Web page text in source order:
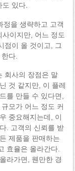
있다.
정을 생략하고 고객
이지만, 어느 정도
점이 올 것이고, 그
다.
회사의 장점은 말
것 같지만, 이 플레
를 만들 수 있다면,
모가 어느 정도 커
중요해지는데, 이
. 고객의 신뢰를 받
제품을 판매하는
효율은 올라간다.
라가면, 웬만한 경